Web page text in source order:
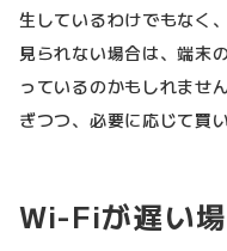
生しているわけでもなく
見られない場合は、端末
っているのかもしれませ
ぎつつ、必要に応じて買
Wi-Fiが遅い